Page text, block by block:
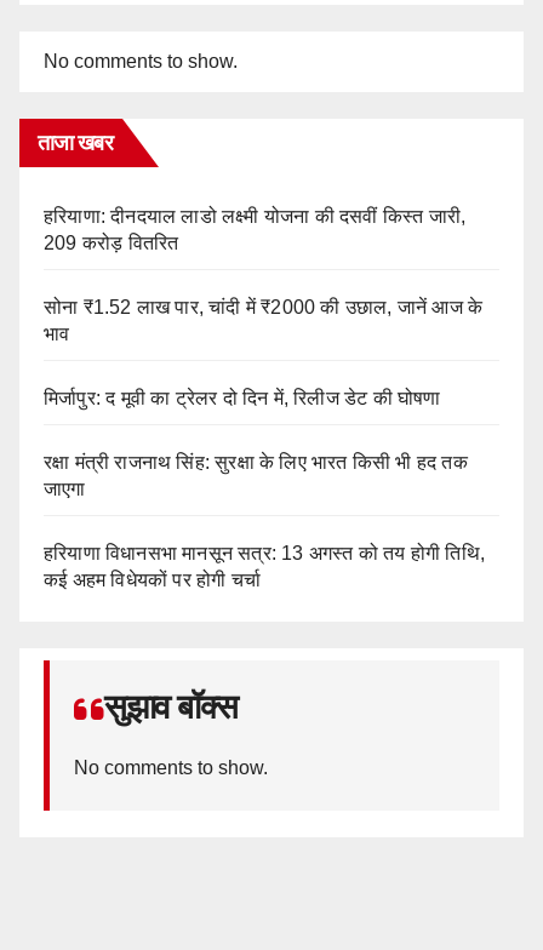
No comments to show.
ताजा खबर
हरियाणा: दीनदयाल लाडो लक्ष्मी योजना की दसवीं किस्त जारी,
209 करोड़ वितरित
सोना ₹1.52 लाख पार, चांदी में ₹2000 की उछाल, जानें आज के
भाव
मिर्जापुर: द मूवी का ट्रेलर दो दिन में, रिलीज डेट की घोषणा
रक्षा मंत्री राजनाथ सिंह: सुरक्षा के लिए भारत किसी भी हद तक
जाएगा
हरियाणा विधानसभा मानसून सत्र: 13 अगस्त को तय होगी तिथि,
कई अहम विधेयकों पर होगी चर्चा
सुझाव बॉक्स
No comments to show.